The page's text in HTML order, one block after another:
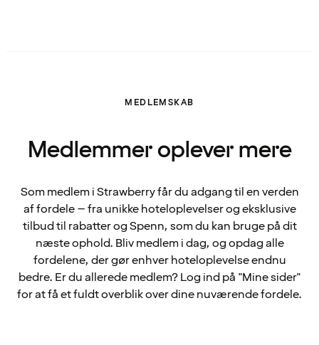
MEDLEMSKAB
Medlemmer oplever mere
Som medlem i Strawberry får du adgang til en verden
af fordele – fra unikke hoteloplevelser og eksklusive
tilbud til rabatter og Spenn, som du kan bruge på dit
næste ophold. Bliv medlem i dag, og opdag alle
fordelene, der gør enhver hoteloplevelse endnu
bedre. Er du allerede medlem? Log ind på "Mine sider"
for at få et fuldt overblik over dine nuværende fordele.